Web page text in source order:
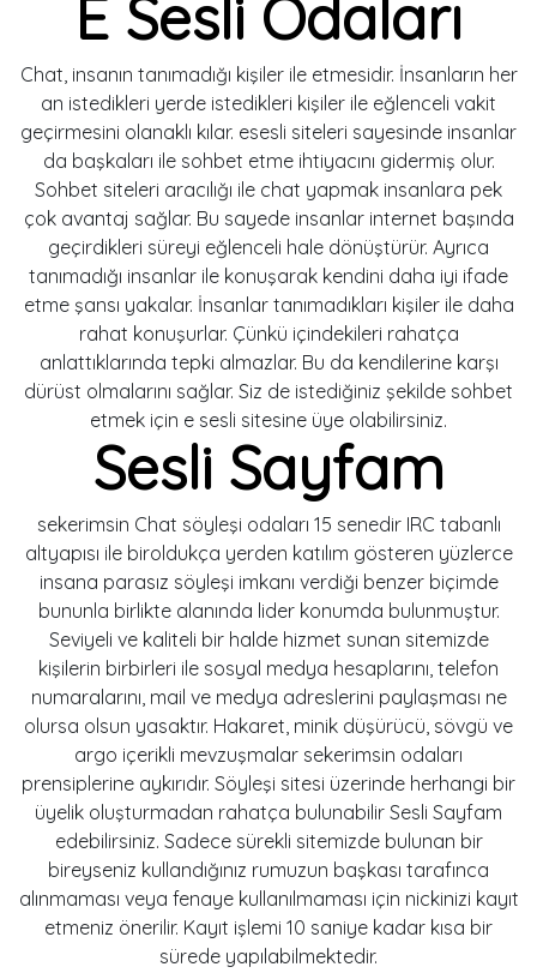
E Sesli Odaları
Chat, insanın tanımadığı kişiler ile etmesidir. İnsanların her
an istedikleri yerde istedikleri kişiler ile eğlenceli vakit
geçirmesini olanaklı kılar. esesli siteleri sayesinde insanlar
da başkaları ile sohbet etme ihtiyacını gidermiş olur.
Sohbet siteleri aracılığı ile chat yapmak insanlara pek
çok avantaj sağlar. Bu sayede insanlar internet başında
geçirdikleri süreyi eğlenceli hale dönüştürür. Ayrıca
tanımadığı insanlar ile konuşarak kendini daha iyi ifade
etme şansı yakalar. İnsanlar tanımadıkları kişiler ile daha
rahat konuşurlar. Çünkü içindekileri rahatça
anlattıklarında tepki almazlar. Bu da kendilerine karşı
dürüst olmalarını sağlar. Siz de istediğiniz şekilde sohbet
etmek için e sesli sitesine üye olabilirsiniz.
Sesli Sayfam
sekerimsin Chat söyleşi odaları 15 senedir IRC tabanlı
altyapısı ile biroldukça yerden katılım gösteren yüzlerce
insana parasız söyleşi imkanı verdiği benzer biçimde
bununla birlikte alanında lider konumda bulunmuştur.
Seviyeli ve kaliteli bir halde hizmet sunan sitemizde
kişilerin birbirleri ile sosyal medya hesaplarını, telefon
numaralarını, mail ve medya adreslerini paylaşması ne
olursa olsun yasaktır. Hakaret, minik düşürücü, sövgü ve
argo içerikli mevzuşmalar sekerimsin odaları
prensiplerine aykırıdır. Söyleşi sitesi üzerinde herhangi bir
üyelik oluşturmadan rahatça bulunabilir Sesli Sayfam
edebilirsiniz. Sadece sürekli sitemizde bulunan bir
bireyseniz kullandığınız rumuzun başkası tarafınca
alınmaması veya fenaye kullanılmaması için nickinizi kayıt
etmeniz önerilir. Kayıt işlemi 10 saniye kadar kısa bir
sürede yapılabilmektedir.